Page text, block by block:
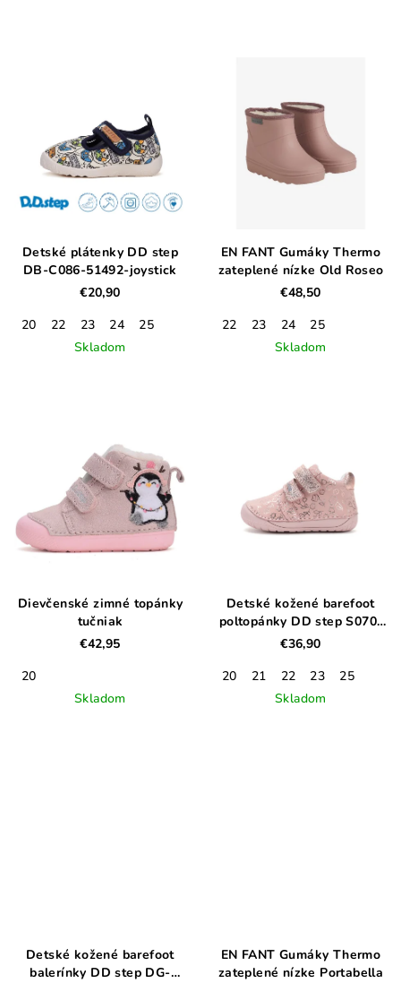
Detské plátenky DD step
DB-C086-51492-joystick
€20,90
20
22 23 24
25
Skladom
EN FANT Gumáky Thermo
zateplené nízke Old Roseo
€48,50
22
23 24
25
Skladom
Dievčenské zimné topánky
tučniak
€42,95
20
Skladom
Detské kožené barefoot
poltopánky DD step S070-
52724
€36,90
20
21 22 23
25
Skladom
Detské kožené barefoot
balerínky DD step DG-
EN FANT Gumáky Thermo
zateplené nízke Portabella